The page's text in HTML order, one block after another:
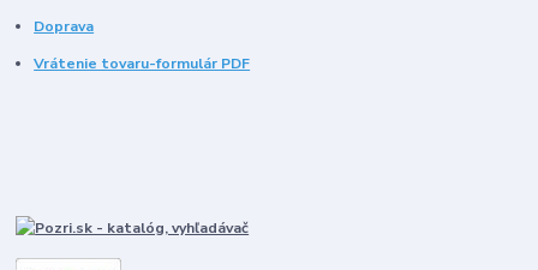
Doprava
Vrátenie tovaru-formulár PDF